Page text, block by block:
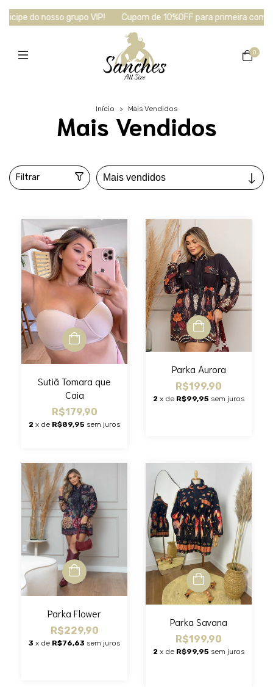
do nosso grupo VIP! Cupom de 10%OFF para primeira compra
0
Início > Mais Vendidos
Mais Vendidos
Filtrar
Sutiã Tomara que
Caia
R$179,90
2 x de R$89,95 sem juros
Parka Aurora
R$199,90
2 x de R$99,95 sem juros
Parka Flower
R$229,90
3 x de R$76,63 sem juros
Parka Savana
R$199,90
2 x de R$99,95 sem juros